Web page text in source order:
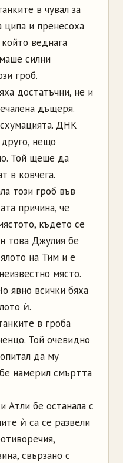
в чувал за
ципа и пренесоха
веднага
силни
гроб.
достатъчни, не и
дъщеря.
ДНК
нещо
Той щеше да
в ковчега.
този гроб във
причина, че
където се
това Джулия бе
на Тим и е
място.
явно всички бяха
ѝ.
в гроба
Той очевидно
да му
намерил смъртта
Атли бе останала с
ѝ са се развели
свързано с